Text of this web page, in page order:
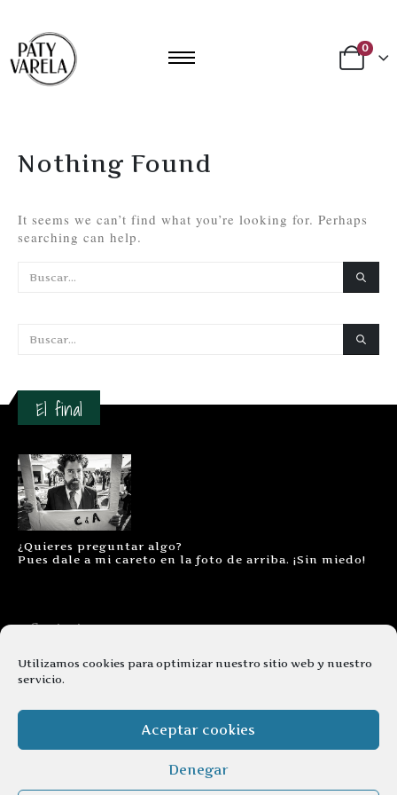
Utilizamos cookies para optimizar nuestro sitio web y nuestro
servicio.
Aceptar cookies
Denegar
0
Nothing Found
It seems we can’t find what you’re looking for. Perhaps
searching can help.
El final
¿Quieres preguntar algo?
Pues dale a mi careto en la foto de arriba. ¡Sin miedo!
Contacto
Aviso legal